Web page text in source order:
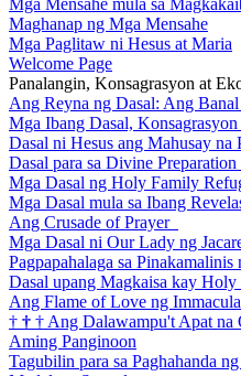
Maghanap ng Mga Mensahe
Mga Paglitaw ni Hesus at Maria
Welcome Page
Panalangin, Konsagrasyon at
Ang Reyna ng Dasal: Ang
Mga Ibang Dasal,
Dasal ni Hesus ang Mahusay na
Dasal para sa Divine
Mga Dasal ng Holy Family
Mga Dasal mula sa Ibang
Ang Crusade of Prayer
Mga Dasal ni Our Lady ng
Pagpapahalaga sa Pinakamalinis
Dasal upang Magkaisa kay
Ang Flame of Love ng
† † † Ang Dalawampu't Apat na
Aming Panginoon
Tagubilin para sa Paghahanda